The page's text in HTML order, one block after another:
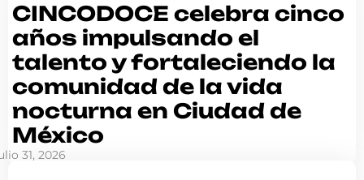
CINCODOCE celebra cinco
años impulsando el
talento y fortaleciendo la
comunidad de la vida
nocturna en Ciudad de
México
31, 2026